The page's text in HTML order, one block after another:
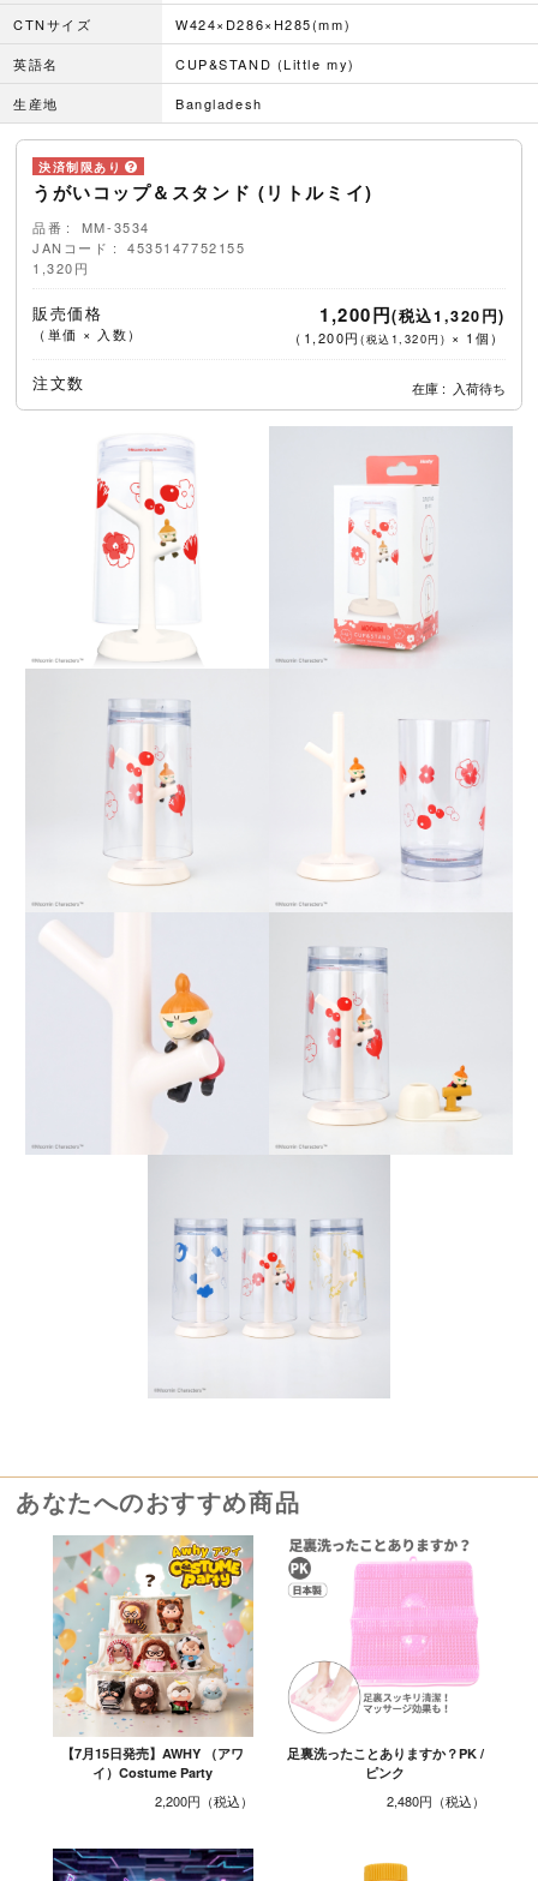
CTNサイズ W424×D286×H285(mm)
英語名 CUP&STAND (Little my)
生産地 Bangladesh
うがいコップ＆スタンド (リトルミイ)
品番
MM-3534
JANコード
4535147752155
1,320円
販売価格
（単価 × 入数）
1,200円(税込1,320円)
（ 1,200円 (税込1,320円) × 1 個 ）
注文数 在庫 入荷待ち
あなたへのおすすめ商品
【7月15日発売】AWHY （アワ
イ）Costume Party
2,200円
足裏洗ったことありますか？PK /
ピンク
2,480円